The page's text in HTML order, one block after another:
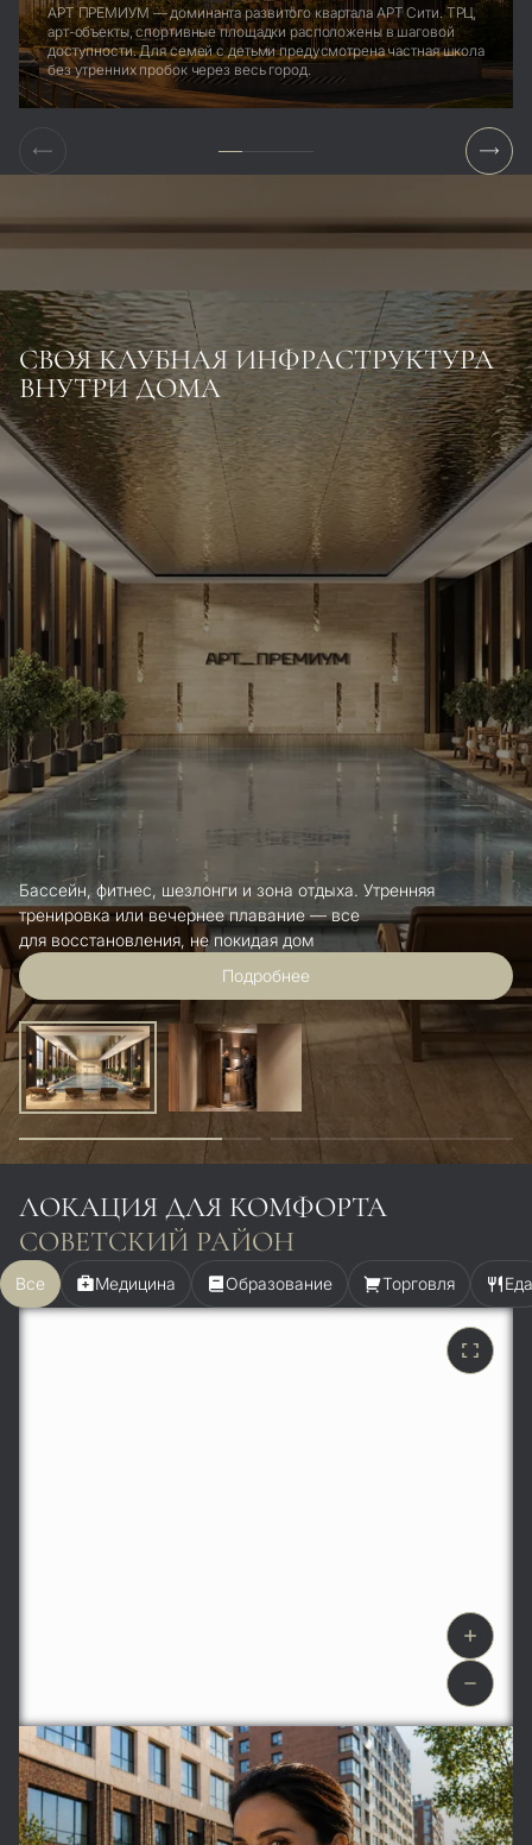
АРТ ПРЕМИУМ — доминанта развитого квартала АРТ Сити. ТРЦ,
арт-объекты, спортивные площадки расположены в шаговой
доступности. Для семей с детьми предусмотрена частная школа
без утренних пробок через весь город.
СВОЯ КЛУБНАЯ ИНФРАСТРУКТУРА
ВНУТРИ ДОМА
Владельцы получают профессиональный
время суток. Администратор и консьерж
вопрос, примут гостя, вызовут такси
ЛОКАЦИЯ ДЛЯ КОМФОРТА
СОВЕТСКИЙ РАЙОН
Все Медицина Образование Торговля